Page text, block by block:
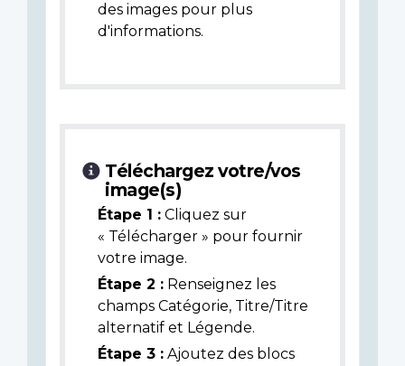
des images pour plus
d'informations.
Téléchargez votre/vos
image(s)
Étape 1 : Cliquez sur
« Télécharger » pour fournir
votre image.
Étape 2 : Renseignez les
champs Catégorie, Titre/Titre
alternatif et Légende.
Étape 3 : Ajoutez des blocs